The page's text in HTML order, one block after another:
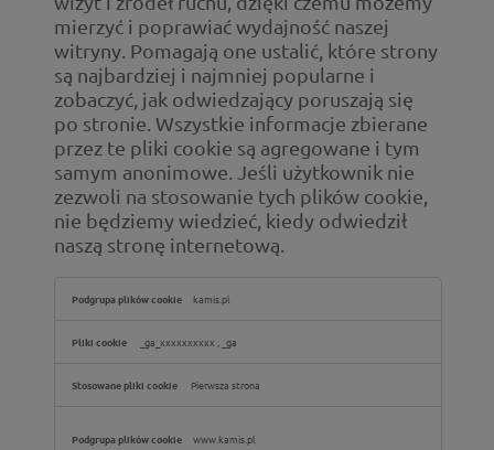
mierzyć i poprawiać wydajność naszej
witryny. Pomagają one ustalić, które strony
są najbardziej i najmniej popularne i
zobaczyć, jak odwiedzający poruszają się
po stronie. Wszystkie informacje zbierane
przez te pliki cookie są agregowane i tym
samym anonimowe. Jeśli użytkownik nie
zezwoli na stosowanie tych plików cookie,
nie będziemy wiedzieć, kiedy odwiedził
naszą stronę internetową.
cookie
kamis.pl
_ga_xxxxxxxxxx, _ga
Pierwsza strona
www.kamis.pl